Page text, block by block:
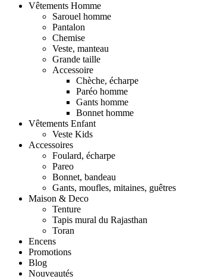
Vêtements Homme
Sarouel homme
Pantalon
Chemise
Veste, manteau
Grande taille
Accessoire
Chèche, écharpe
Paréo homme
Gants homme
Bonnet homme
Vêtements Enfant
Veste Kids
Accessoires
Foulard, écharpe
Pareo
Bonnet, bandeau
Gants, moufles, mitaines, guêtres
Maison & Deco
Tenture
Tapis mural du Rajasthan
Toran
Encens
Promotions
Blog
Nouveautés